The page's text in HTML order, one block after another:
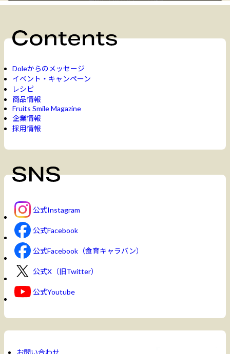
Doleからのメッセージ
イベント・キャンペーン
レシピ
商品情報
Fruits Smile Magazine
企業情報
採用情報
公式Instagram
公式Facebook
公式Facebook（食育キャラバン）
公式X（旧Twitter）
公式Youtube